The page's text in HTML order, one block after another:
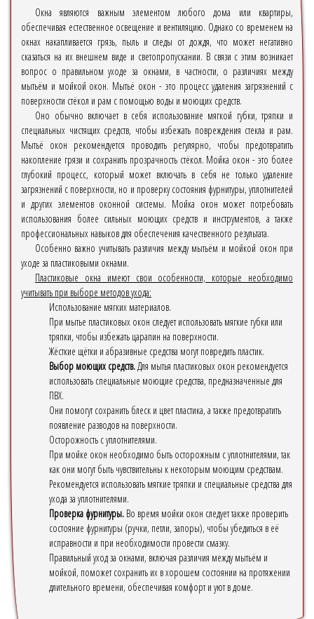
Окна являются важным элементом любого дома или квартиры,
обеспечивая естественное освещение и вентиляцию. Однако со временем на
окнах накапливается грязь, пыль и следы от дождя, что может негативно
сказаться на их внешнем виде и светопропускании. В связи с этим возникает
вопрос о правильном уходе за окнами, в частности, о различиях между
мытьём и мойкой окон. Мытьё окон - это процесс удаления загрязнений с
поверхности стёкол и рам с помощью воды и моющих средств.
Оно обычно включает в себя использование мягкой губки, тряпки и
специальных чистящих средств, чтобы избежать повреждения стекла и рам.
Мытьё окон рекомендуется проводить регулярно, чтобы предотвратить
накопление грязи и сохранить прозрачность стёкол. Мойка окон - это более
глубокий процесс, который может включать в себя не только удаление
загрязнений с поверхности, но и проверку состояния фурнитуры, уплотнителей
и других элементов оконной системы. Мойка окон может потребовать
использования более сильных моющих средств и инструментов, а также
профессиональных навыков для обеспечения качественного результата.
Особенно важно учитывать различия между мытьём и мойкой окон при
уходе за пластиковыми окнами.
Пластиковые окна имеют свои особенности, которые необходимо
учитывать при выборе методов ухода:
Использование мягких материалов.
При мытье пластиковых окон следует использовать мягкие губки или
тряпки, чтобы избежать царапин на поверхности.
Жёсткие щётки и абразивные средства могут повредить пластик.
Выбор моющих средств.Для мытья пластиковых окон рекомендуется
использовать специальные моющие средства, предназначенные для
ПВХ.
Они помогут сохранить блеск и цвет пластика, а также предотвратить
появление разводов на поверхности.
Осторожность с уплотнителями.
При мойке окон необходимо быть осторожным с уплотнителями, так
как они могут быть чувствительны к некоторым моющим средствам.
Рекомендуется использовать мягкие тряпки и специальные средства для
ухода за уплотнителями.
Проверка фурнитуры. Во время мойки окон следует также проверить
состояние фурнитуры (ручки, петли, запоры), чтобы убедиться в её
исправности и при необходимости провести смазку.
Правильный уход за окнами, включая различия между мытьём и
мойкой, поможет сохранить их в хорошем состоянии на протяжении
длительного времени, обеспечивая комфорт и уют в доме.